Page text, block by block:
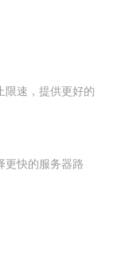
限速，提供更好的
更快的服务器路